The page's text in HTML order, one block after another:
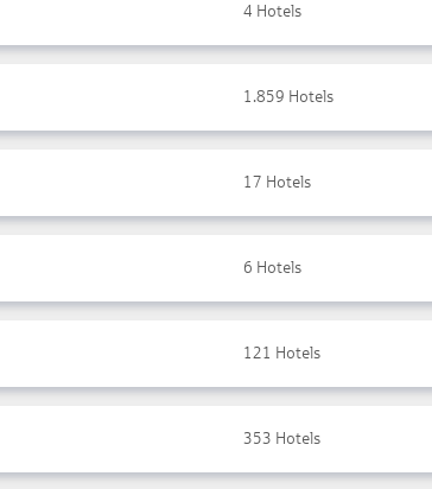
4 Hotels
1.859 Hotels
17 Hotels
6 Hotels
121 Hotels
353 Hotels